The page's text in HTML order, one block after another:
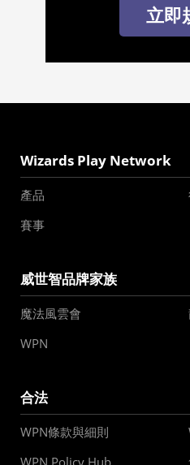
立即
Wizards Play Network
產品
賽事
威世智品牌家族
魔法風雲會
WPN
合法
WPN條款與細則
WPN Policy Hub